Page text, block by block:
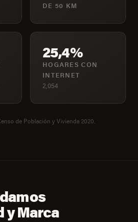
DE 50 KM
25,4%
HOGARES CON
INTERNET
2,054
de Población y Vivienda 2020.
y Marca